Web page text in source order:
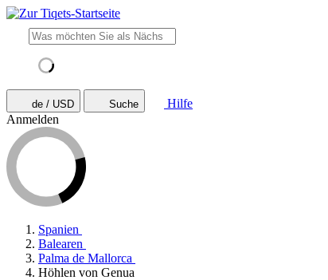
de / USD Suche
Hilfe
Anmelden
Spanien
Balearen
Palma de Mallorca
Höhlen von Genua